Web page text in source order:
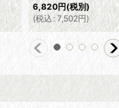
6,820円(税別)
(税込 : 7,502円)